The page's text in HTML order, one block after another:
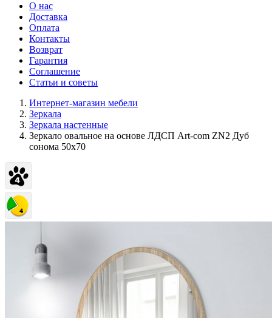
О нас
Доставка
Оплата
Контакты
Возврат
Гарантия
Соглашение
Статьи и советы
Интернет-магазин мебели
Зеркала
Зеркала настенные
Зеркало овальное на основе ЛДСП Art-com ZN2 Дуб
сонома 50х70